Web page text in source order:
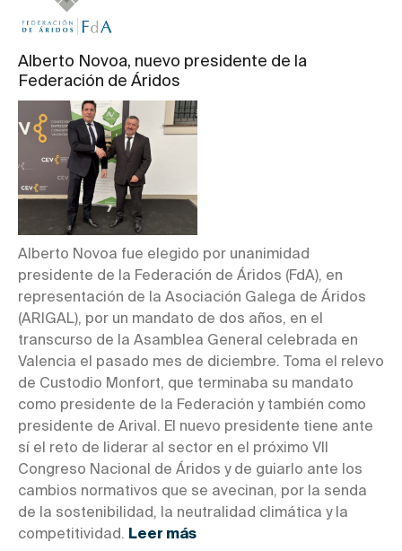
Alberto Novoa, nuevo presidente de la
Federación de Áridos
Alberto Novoa fue elegido por unanimidad
presidente de la Federación de Áridos (FdA), en
representación de la Asociación Galega de Áridos
(ARIGAL), por un mandato de dos años, en el
transcurso de la Asamblea General celebrada en
Valencia el pasado mes de diciembre. Toma el relevo
de Custodio Monfort, que terminaba su mandato
como presidente de la Federación y también como
presidente de Arival. El nuevo presidente tiene ante
sí el reto de liderar al sector en el próximo VII
Congreso Nacional de Áridos y de guiarlo ante los
cambios normativos que se avecinan, por la senda
de la sostenibilidad, la neutralidad climática y la
competitividad. Leer más